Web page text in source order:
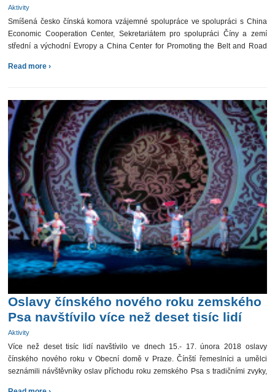
Aktivity
Smíšená česko čínská komora vzájemné spolupráce ve spolupráci s China
Economic Cooperation Center, Sekretariátem pro spolupráci Číny a zemí
střední a východní Evropy a China Center for Promoting the Belt and Road
Read more ›
Oslavy čínského nového roku zemského
Psa navštívilo více než deset tisíc lidí
Aktivity
Více než deset tisíc lidí navštívilo ve dnech 15.- 17. února 2018 oslavy
čínského nového roku v Obecní domě v Praze. Čínští řemeslníci a umělci
seznámili návštěvníky oslav příchodu roku zemského Psa s tradičními zvyky,